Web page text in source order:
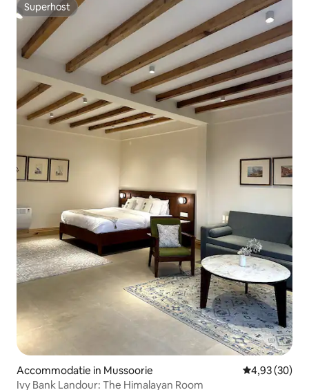
Superhost
Superhost
Accommodatie in Mussoorie Gemiddelde
4,93 (30)
Ivy Bank Landour: The Himalayan Room